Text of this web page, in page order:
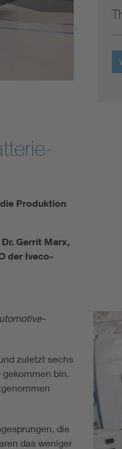
Produktion
Gerrit Marx,
der Iveco-
zuletzt sechs
bin.
die
das weniger